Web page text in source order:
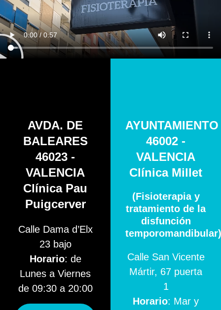
AVDA. DE
BALEARES
46023 -
VALENCIA
Clínica Pau
Puigcerver
Calle Dama d’Elx
23 bajo
Horario: de
Lunes a Viernes
de 09:30 a 20:00
AYUNTAMIENTO
46002 -
VALENCIA
Clínica Millet
(Fisioterapia y
tratamiento de la
disfunción
temporomandibular)
Calle San Vicente
Mártir, 67 puerta
1
Horario: Mar y